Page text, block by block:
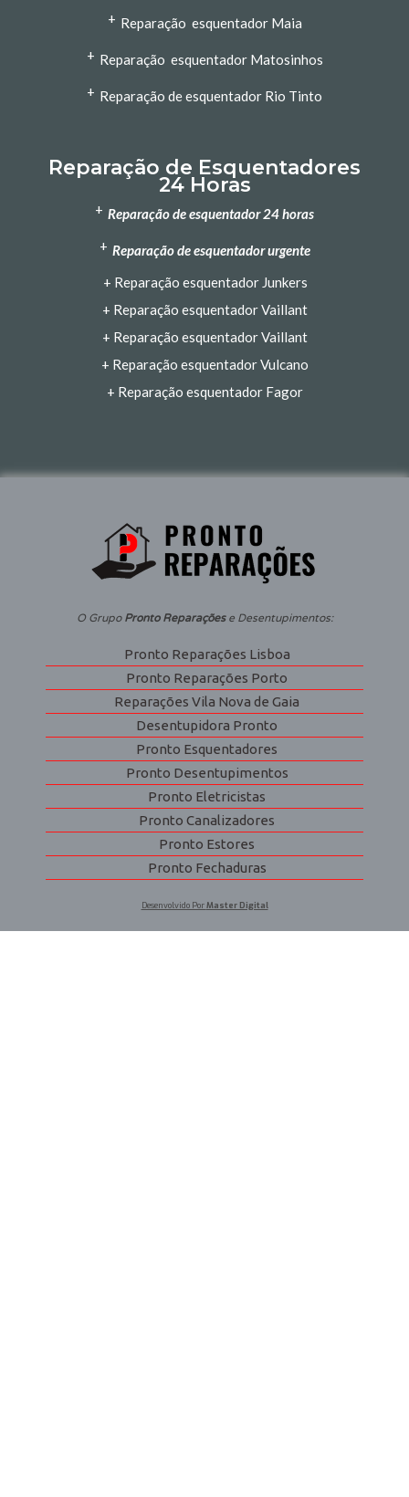
+ Reparação esquentador Maia
+ Reparação esquentador Matosinhos
+ Reparação de esquentador Rio Tinto
Reparação de Esquentadores
24 Horas
+ Reparação de esquentador 24 horas
+ Reparação de esquentador urgente
+ Reparação esquentador Junkers
+ Reparação esquentador Vaillant
+ Reparação esquentador Vaillant
+ Reparação esquentador Vulcano
+ Reparação esquentador Fagor
O Grupo Pronto Reparaçõese Desentupimentos:
Pronto Reparações Lisboa
Pronto Reparações Porto
Reparações Vila Nova de Gaia
Desentupidora Pronto
Pronto Esquentadores
Pronto Desentupimentos
Pronto Eletricistas
Pronto Canalizadores
Pronto Estores
Pronto Fechaduras
Desenvolvido PorMaster Digital